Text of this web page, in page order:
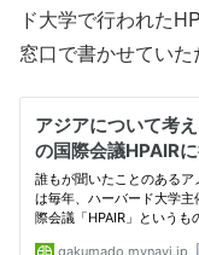
ド大学で行われた
窓口で書かせていた